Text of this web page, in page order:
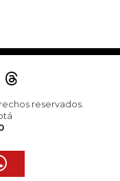
reservados.